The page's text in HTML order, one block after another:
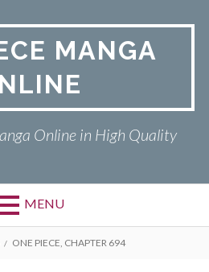
MANGA
Online in High Quality
MENU
ONE PIECE, CHAPTER 694